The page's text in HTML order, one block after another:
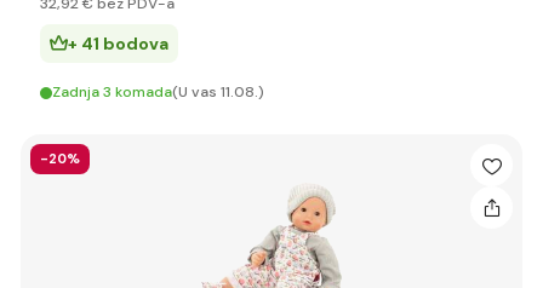
+ 41 bodova
Zadnja 3 komada(U vas 11.08.)
-20%